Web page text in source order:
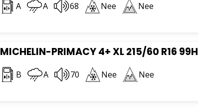
A A 68 Nee Nee
MICHELIN-PRIMACY 4+ XL 215/60 R16 99H
B A 70 Nee Nee